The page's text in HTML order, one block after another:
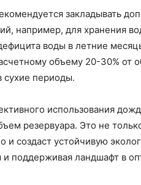
закладывать
например, для хранения
воды в летние
объему 20-30% от
сухие периоды.
использования
резервуара. Это не
и создаст устойчивую
и поддерживая ландшафт в